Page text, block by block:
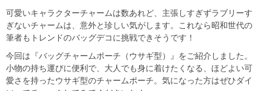
可愛いキャラクターチャームは数あれど、主張しすぎずラブリーす
ぎないチャームは、意外と珍しい気がします。これなら昭和世代の
筆者もトレンドのバッグデコに挑戦できそうです！
今回は『バッグチャームポーチ（ウサギ型）』をご紹介しました。
小物の持ち運びに便利で、大人でも身に着けたくなる、ほどよい可
愛さを持ったウサギ型のチャームポーチ。気になった方はぜひダイ